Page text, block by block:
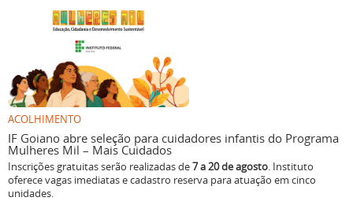
ACOLHIMENTO
IF Goiano abre seleção para cuidadores infantis do Programa
Mulheres Mil – Mais Cuidados
Inscrições gratuitas serão realizadas de7 a 20 de agosto. Instituto
oferece vagas imediatas e cadastro reserva para atuação em cinco
unidades.